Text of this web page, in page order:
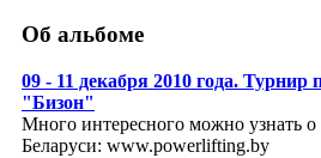
Об альбоме
09 - 11 декабря 2010 года. Турнир
"Бизон"
Много интересного можно узнать о
Беларуси: www.powerlifting.by